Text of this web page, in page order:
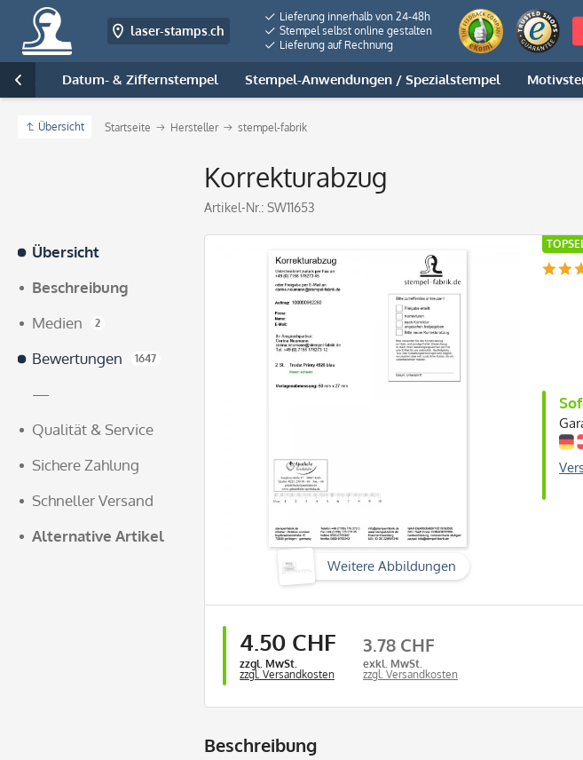
laser-stamps.ch
Lieferung innerhalb von 24-48h
Stempel selbst online gestalten
Lieferung auf Rechnung
Datum- & Ziffernstempel Stempel-Anwendungen / Spezialstempel

Übersicht Startseite Hersteller stempel-fabrik
Korrekturabzug
Artikel-Nr.: SW11653
Übersicht
Beschreibung
Medien
2
Bewertungen 1647
—
Qualität & Service
Sichere Zahlung
Schneller Versand
Alternative Artikel
Weitere Abbildungen
4.50 CHF
zzgl. MwSt.
zzgl. Versandkosten
3.78 CHF
exkl. MwSt.
zzgl. Versandkosten
Beschreibung